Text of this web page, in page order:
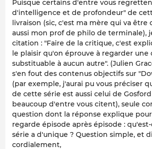
Puisque certains d'entre vous
d'intelligence et de profondeur" de
livraison (sic, c'est ma mère qui va être
aussi mon prof de philo de terminale),
citation : "Faire de la critique, c'est
le plaisir qu'on éprouve à regarder une
substituable à aucun autre". (Julien
s'en fout des contenus objectifs sur
(par exemple, j'aurai pu vous préciser
de cette série est aussi celui de
beaucoup d'entre vous citent), seule
question dont la réponse explique
regarde épisode après épisode :
série a d'unique ? Question simple, et
cordialement,